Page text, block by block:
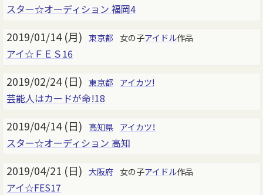
スター☆オーディション 福岡4
2019/01/14 (月) 東京都 女の子アイドル作品
アイ☆ＦＥＳ16
2019/02/24 (日) 東京都 アイカツ!
芸能人はカードが命!18
2019/04/14 (日) 高知県 アイカツ！
スター☆オーディション 高知
2019/04/21 (日) 大阪府 女の子アイドル作品
アイ☆FES17